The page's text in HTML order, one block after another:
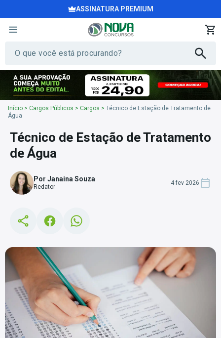
ASSINATURA PREMIUM
Início > Cargos Públicos > Cargos > Técnico de Estação de Tratamento de
Água
Técnico de Estação de Tratamento
de Água
Por Janaina Souza
Redator
4 fev 2026